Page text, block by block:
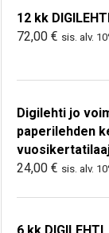
12 kk
72,00 € sis. alv.
Digilehti jo
paperilehden
24,00 € sis. alv.